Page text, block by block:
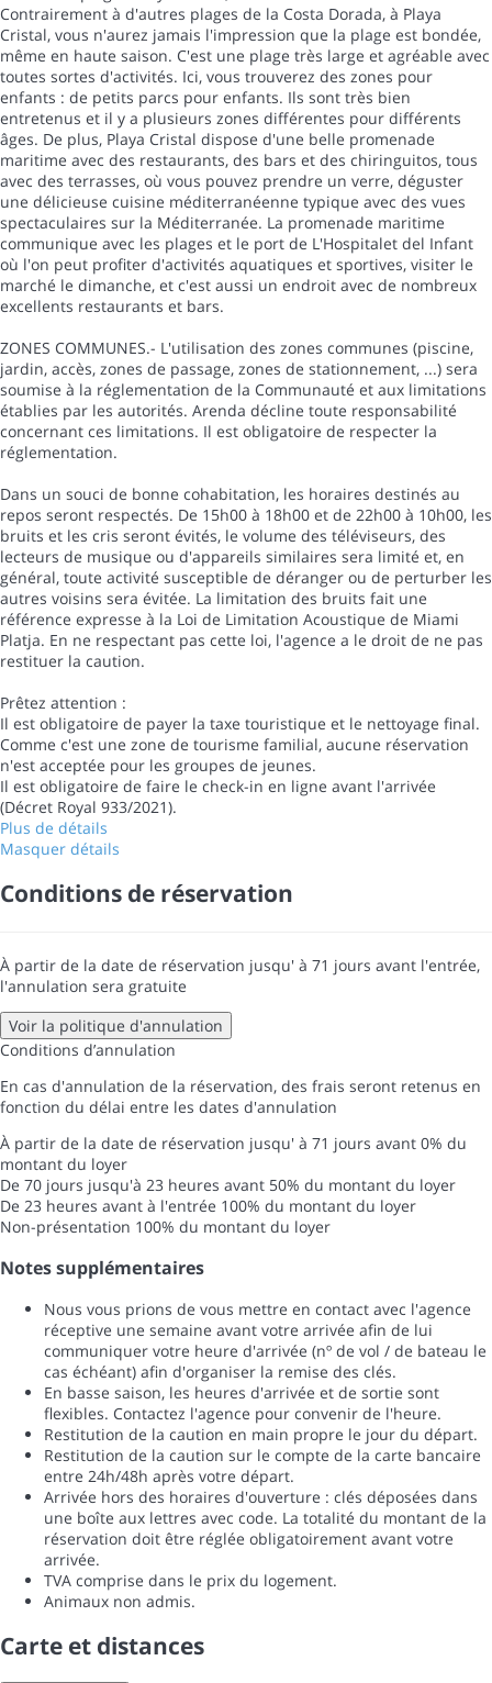
Contrairement à d'autres plages de la Costa Dorada, à Playa
Cristal, vous n'aurez jamais l'impression que la plage est bondée,
même en haute saison. C'est une plage très large et agréable avec
toutes sortes d'activités. Ici, vous trouverez des zones pour
enfants : de petits parcs pour enfants. Ils sont très bien
entretenus et il y a plusieurs zones différentes pour différents
âges. De plus, Playa Cristal dispose d'une belle promenade
maritime avec des restaurants, des bars et des chiringuitos, tous
avec des terrasses, où vous pouvez prendre un verre, déguster
une délicieuse cuisine méditerranéenne typique avec des vues
spectaculaires sur la Méditerranée. La promenade maritime
communique avec les plages et le port de L'Hospitalet del Infant
où l'on peut profiter d'activités aquatiques et sportives, visiter le
marché le dimanche, et c'est aussi un endroit avec de nombreux
excellents restaurants et bars.
ZONES COMMUNES.- L'utilisation des zones communes (piscine,
jardin, accès, zones de passage, zones de stationnement, ...) sera
soumise à la réglementation de la Communauté et aux limitations
établies par les autorités. Arenda décline toute responsabilité
concernant ces limitations. Il est obligatoire de respecter la
réglementation.
Dans un souci de bonne cohabitation, les horaires destinés au
repos seront respectés. De 15h00 à 18h00 et de 22h00 à 10h00, les
bruits et les cris seront évités, le volume des téléviseurs, des
lecteurs de musique ou d'appareils similaires sera limité et, en
général, toute activité susceptible de déranger ou de perturber les
autres voisins sera évitée. La limitation des bruits fait une
référence expresse à la Loi de Limitation Acoustique de Miami
Platja. En ne respectant pas cette loi, l'agence a le droit de ne pas
restituer la caution.
Prêtez attention :
Il est obligatoire de payer la taxe touristique et le nettoyage final.
Comme c'est une zone de tourisme familial, aucune réservation
n'est acceptée pour les groupes de jeunes.
Il est obligatoire de faire le check-in en ligne avant l'arrivée
(Décret Royal 933/2021).
Plus de détails
Masquer détails
Conditions de réservation
À partir de la date de réservation jusqu' à 71 jours avant l'entrée,
l'annulation sera gratuite
Voir la politique d'annulation
Conditions d’annulation
En cas d'annulation de la réservation, des frais seront retenus en
fonction du délai entre les dates d'annulation
À partir de la date de réservation jusqu' à 71 jours avant 0% du
montant du loyer
De 70 jours jusqu'à 23 heures avant 50% du montant du loyer
De 23 heures avant à l'entrée 100% du montant du loyer
Non-présentation 100% du montant du loyer
Notes supplémentaires
Nous vous prions de vous mettre en contact avec l'agence
réceptive une semaine avant votre arrivée afin de lui
communiquer votre heure d'arrivée (nº de vol / de bateau le
cas échéant) afin d'organiser la remise des clés.
En basse saison, les heures d'arrivée et de sortie sont
flexibles. Contactez l'agence pour convenir de l'heure.
Restitution de la caution en main propre le jour du départ.
Restitution de la caution sur le compte de la carte bancaire
entre 24h/48h après votre départ.
Arrivée hors des horaires d'ouverture : clés déposées dans
une boîte aux lettres avec code. La totalité du montant de la
réservation doit être réglée obligatoirement avant votre
arrivée.
TVA comprise dans le prix du logement.
Animaux non admis.
Carte et distances